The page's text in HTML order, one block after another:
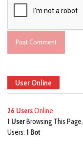
User Online
26 UsersOnline
1 UserBrowsing This Page.
Users: 1 Bot